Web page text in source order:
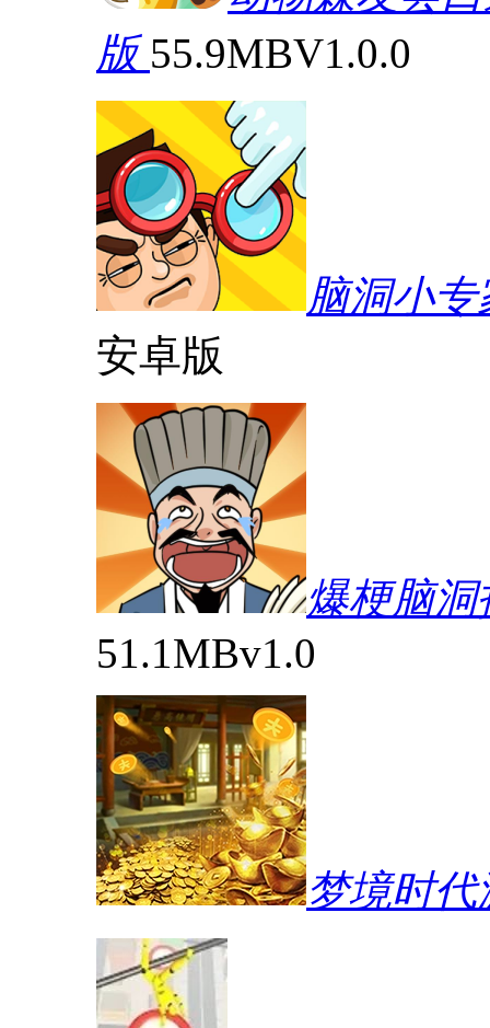
版 55.9MBV1.0.0
脑洞小
安卓版
爆梗脑
51.1MBv1.0
梦境时